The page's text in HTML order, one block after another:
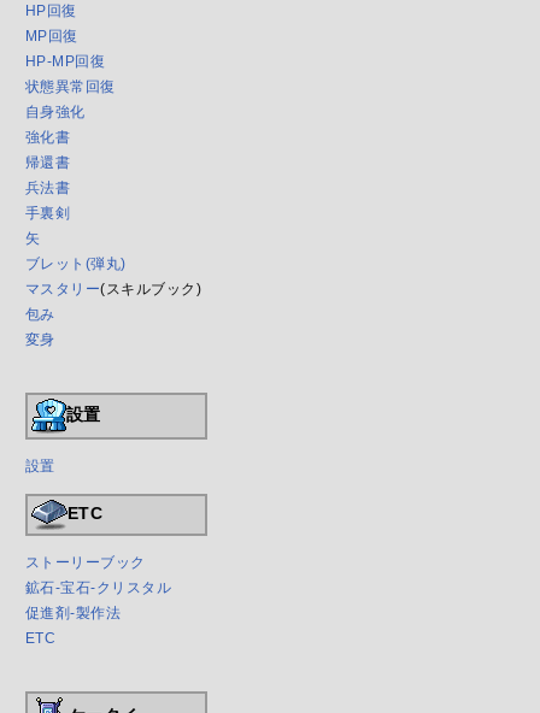
HP回復
MP回復
HP-MP回復
状態異常回復
自身強化
強化書
帰還書
兵法書
手裏剣
矢
ブレット(弾丸)
マスタリー(スキルブック)
包み
変身
設置
設置
ETC
ストーリーブック
鉱石-宝石-クリスタル
促進剤-製作法
ETC